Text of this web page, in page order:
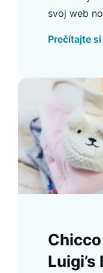
svoj web
naprieč
Prečítajte
Luigi’s